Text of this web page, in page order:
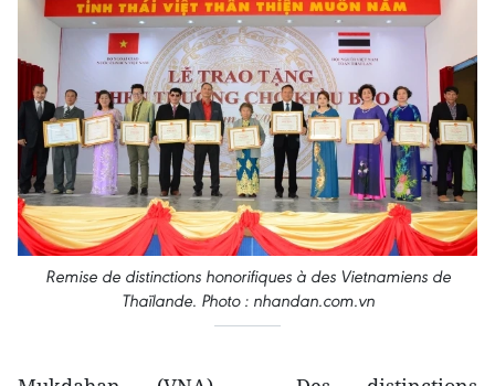
Remise de distinctions honorifiques à des Vietnamiens de
Thaïlande. Photo : nhandan.com.vn